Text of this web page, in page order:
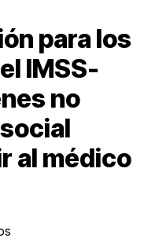
para los
IMSS-
no
al médico